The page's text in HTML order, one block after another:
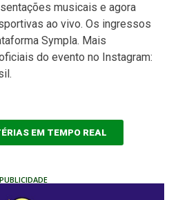
musicais e agora
ao vivo. Os ingressos
Sympla. Mais
do evento no Instagram:
EM TEMPO REAL
PUBLICIDADE